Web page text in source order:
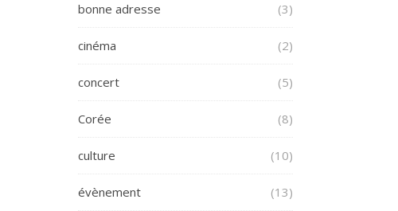
bonne adresse (3)
cinéma (2)
concert (5)
Corée (8)
culture (10)
évènement (13)